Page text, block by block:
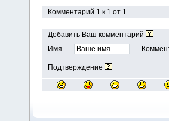
Комментарий 1 к 1 от 1
Добавить Ваш комментарий
Имя
Подтверждение